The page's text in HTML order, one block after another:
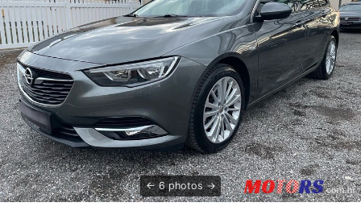
6 photos